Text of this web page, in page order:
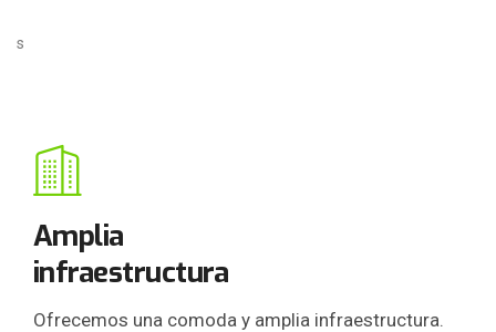
s
Amplia
infraestructura
Ofrecemos una comoda y amplia infraestructura.